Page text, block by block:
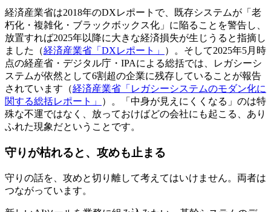
経済産業省は2018年のDXレポートで、既存システムが「老
朽化・複雑化・ブラックボックス化」に陥ることを警告し、
放置すれば2025年以降に大きな経済損失が生じうると指摘し
ました（経済産業省「DXレポート」
）。そして2025年5月時
点の経産省・デジタル庁・IPAによる総括では、レガシーシ
ステムが依然として6割超の企業に残存していることが報告
されています（経済産業省「レガシーシステムのモダン化に
関する総括レポート」
）。「中身が見えにくくなる」のは特
殊な不運ではなく、放っておけばどの会社にも起こる、あり
ふれた現象だということです。
守りが枯れると、攻めも止まる
守りの話を、攻めと切り離して考えてはいけません。両者は
つながっています。